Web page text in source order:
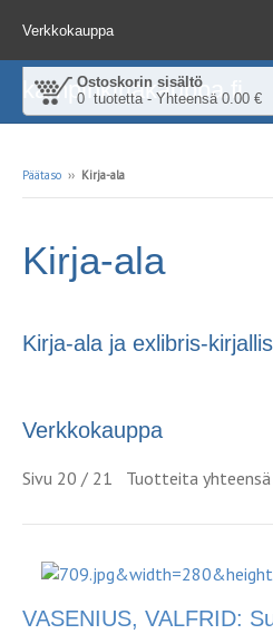
Verkkokauppa
Ostoskorin sisältö
0 tuotetta - Yhteensä 0.00 €
kampinkirjakauppa.fi
Päätaso ›› Kirja-ala
Kirja-ala
Kirja-ala ja exlibris-
Verkkokauppa
Sivu 20 / 21 Tuotteita
VASENIUS, VALFRID: